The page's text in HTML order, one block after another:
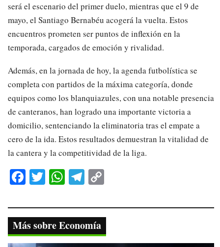
será el escenario del primer duelo, mientras que el 9 de
mayo, el Santiago Bernabéu acogerá la vuelta. Estos
encuentros prometen ser puntos de inflexión en la
temporada, cargados de emoción y rivalidad.
Además, en la jornada de hoy, la agenda futbolística se
completa con partidos de la máxima categoría, donde
equipos como los blanquiazules, con una notable presencia
de canteranos, han logrado una importante victoria a
domicilio, sentenciando la eliminatoria tras el empate a
cero de la ida. Estos resultados demuestran la vitalidad de
la cantera y la competitividad de la liga.
Fa
bo
ok
T
tte
r
W
ts
A
pp
Te
gr
a
m
y
Li
nk
Más sobre Economía